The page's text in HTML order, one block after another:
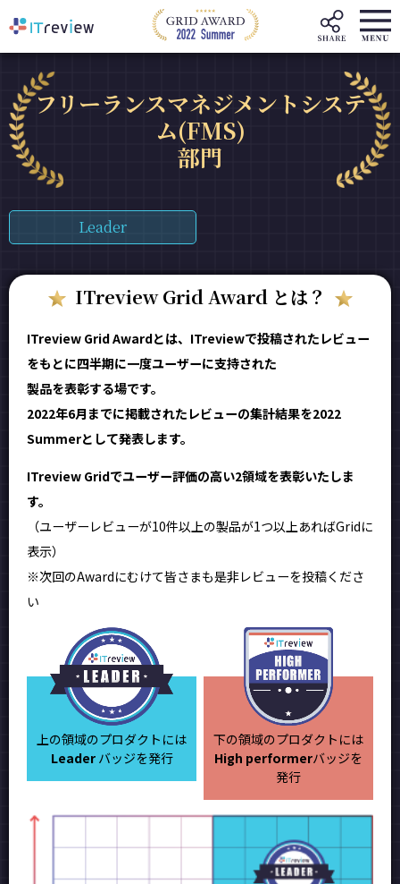
フリーランスマネジメントシステ
ム(FMS)
部門
Leader
ITreview Grid Award とは？
ITreview Grid Awardとは、ITreviewで投稿されたレビュー
をもとに四半期に一度ユーザーに支持された
製品を表彰する場です。
2022年6月までに掲載されたレビューの集計結果を2022
Summerとして発表します。
ITreview Gridでユーザー評価の高い2領域を表彰いたしま
す。
（ユーザーレビューが10件以上の製品が1つ以上あればGridに
表示）
※次回のAwardにむけて皆さまも是非レビューを投稿くださ
い
上の領域のプロダクトには
Leaderバッジを発行
下の領域のプロダクトには
High performerバッジを
発行